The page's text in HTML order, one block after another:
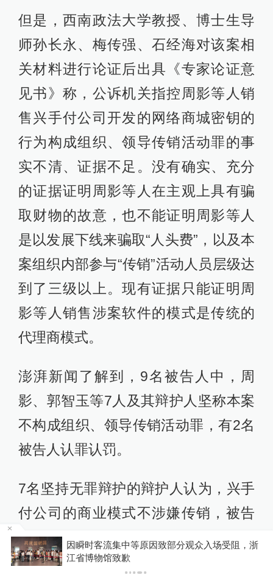
但是，西南政法大学教授、博士生导
师孙长永、梅传强、石经海对该案相
关材料进行论证后出具《专家论证意
见书》称，公诉机关指控周影等人销
售兴手付公司开发的网络商城密钥的
行为构成组织、领导传销活动罪的事
实不清、证据不足。没有确实、充分
的证据证明周影等人在主观上具有骗
取财物的故意，也不能证明周影等人
是以发展下线来骗取“人头费”，以及本
案组织内部参与“传销”活动人员层级达
到了三级以上。现有证据只能证明周
影等人销售涉案软件的模式是传统的
代理商模式。
澎湃新闻了解到，9名被告人中，周
影、郭智玉等7人及其辩护人坚称本案
不构成组织、领导传销活动罪，有2名
被告人认罪认罚。
7名坚持无罪辩护的辩护人认为，兴手
付公司的商业模式不涉嫌传销，被告
人均不构成组织、领导传销活动罪。
首先，兴手付公司是合法合规的真实
游客睡自己车里被酒店收150元“住宿费”，监管部
门介入后酒店退款并赔偿1000元